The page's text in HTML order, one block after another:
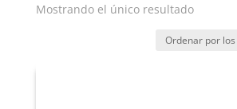
Mostrando el único resultado